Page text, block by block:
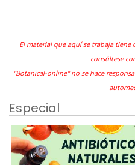
El material que aquí se trabaja tiene
consúltese
"Botanical-online" no se hace
Especial